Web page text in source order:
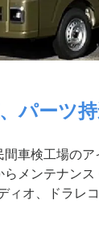
パーツ
車検工場の
メンテナン
ィオ、ドラレ